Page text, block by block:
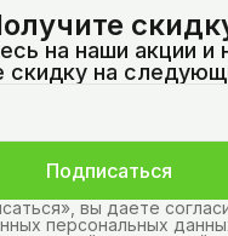
на наши акции и
скидку на
Подписаться
вы даете
персональных